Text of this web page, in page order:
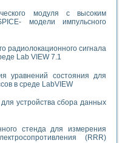
модуля с высоким
модели импульсного
радиолокационного сигнала
Lab VIEW 7.1
уравнений состояния для
в среде LabVIEW
для устройства сбора данных
стенда для измерения
(RRR)